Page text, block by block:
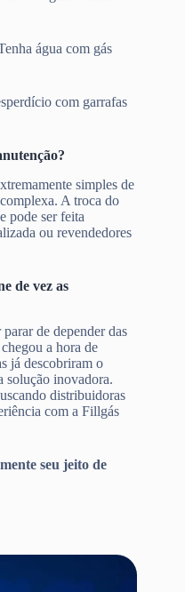
água com gás
com garrafas
simples de
A troca do
pode ser feita
ou revendedores
de vez as
de depender das
a hora de
já descobriram o
solução inovadora.
distribuidoras
com a Fillgás
seu jeito de